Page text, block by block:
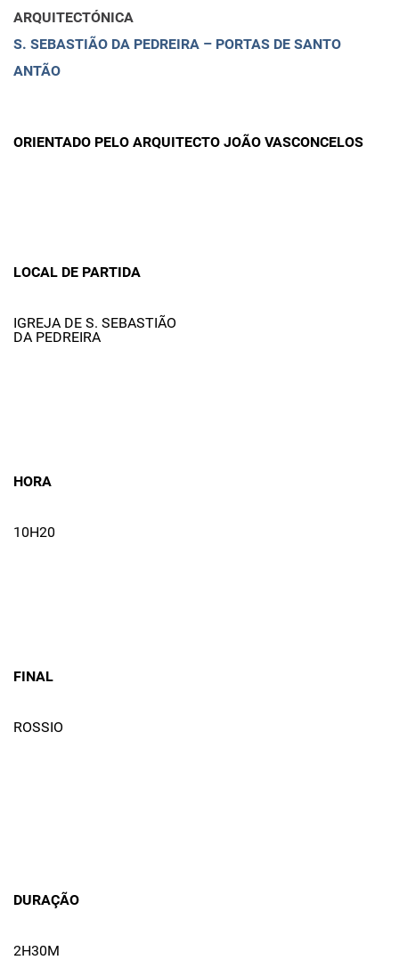
ARQUITECTÓNICA
S. SEBASTIÃO DA PEDREIRA – PORTAS DE SANTO
ANTÃO
ORIENTADO PELO ARQUITECTO JOÃO VASCONCELOS
LOCAL DE PARTIDA
IGREJA DE S. SEBASTIÃO
DA PEDREIRA
HORA
10H20
FINAL
ROSSIO
DURAÇÃO
2H30M